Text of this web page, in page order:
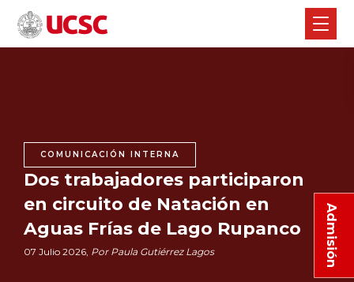
Admisión
COMUNICACIÓN INTERNA
Dos trabajadores participaron
en circuito de Natación en
Aguas Frías de Lago Rupanco
07 Julio 2026, Por Paula Gutiérrez Lagos